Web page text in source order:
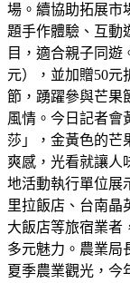
場。續協助拓展市
題手作體驗、互動
目，適合親子同遊
元），並加贈50元
節，踴躍參與芒果
風情。今日記者會
莎」，金黃色的芒
爽感，光看就讓人
地活動執行單位展
里拉飯店、台南晶
大飯店等旅宿業者
多元魅力。農業局
夏季農業觀光，今